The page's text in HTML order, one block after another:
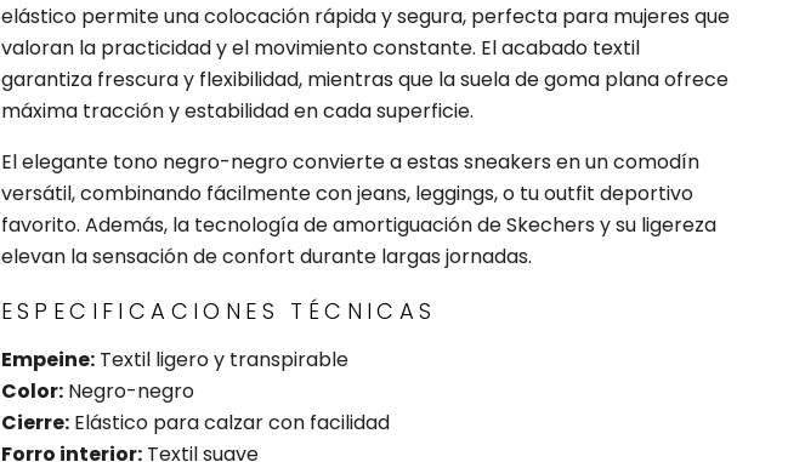
elástico permite una colocación rápida y segura, perfecta para mujeres que
valoran la practicidad y el movimiento constante. El acabado textil
garantiza frescura y flexibilidad, mientras que la suela de goma plana ofrece
máxima tracción y estabilidad en cada superficie.
El elegante tono negro-negro convierte a estas sneakers en un comodín
versátil, combinando fácilmente con jeans, leggings, o tu outfit deportivo
favorito. Además, la tecnología de amortiguación de Skechers y su ligereza
elevan la sensación de confort durante largas jornadas.
ESPECIFICACIONES TÉCNICAS
Empeine:Textil ligero y transpirable
Color:Negro-negro
Cierre:Elástico para calzar con facilidad
Forro interior:Textil suave